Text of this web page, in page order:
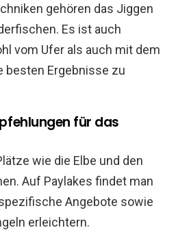
gehören das Jiggen
Es ist auch
vom Ufer als auch mit dem
besten Ergebnisse zu
für das
wie die Elbe und den
Auf Paylakes findet man
Angebote sowie
erleichtern.